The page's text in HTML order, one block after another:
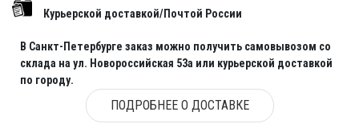
Курьерской доставкой/Почтой России
В Санкт-Петербурге заказ можно получить самовывозом со
склада на ул. Новороссийская 53а или курьерской доставкой
по городу.
ПОДРОБНЕЕ О ДОСТАВКЕ